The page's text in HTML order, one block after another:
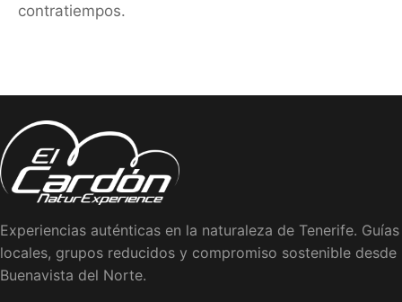
contratiempos.
Experiencias auténticas en la naturaleza de Tenerife. Guías
locales, grupos reducidos y compromiso sostenible desde
Buenavista del Norte.